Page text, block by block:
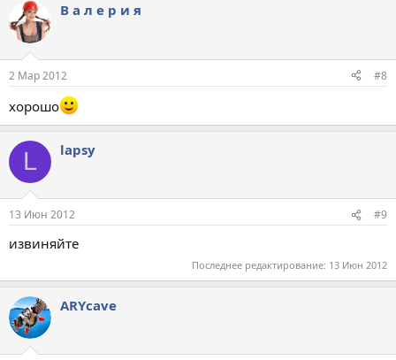
В а л е р и я
2 Мар 2012 #8
хорошо
L lapsy
13 Июн 2012 #9
извиняйте
Последнее редактирование: 13 Июн 2012
ARYсave